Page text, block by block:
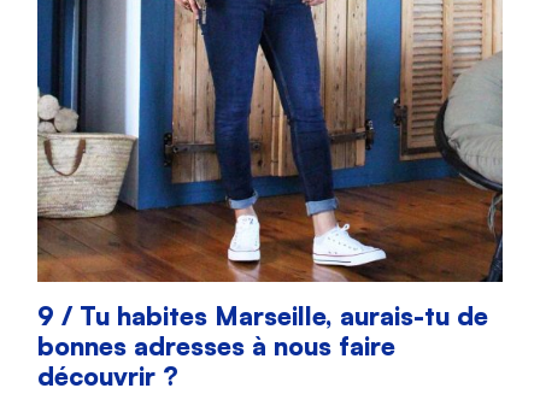
9 / Tu habites Marseille, aurais-tu de
bonnes adresses à nous faire
découvrir ?